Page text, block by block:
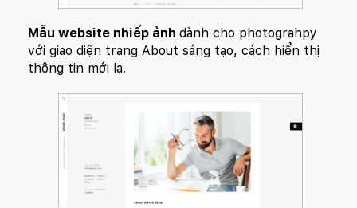
Mẫu website nhiếp ảnh dành cho photograhpy
với giao diện trang About sáng tạo, cách hiển thị
thông tin mới lạ.